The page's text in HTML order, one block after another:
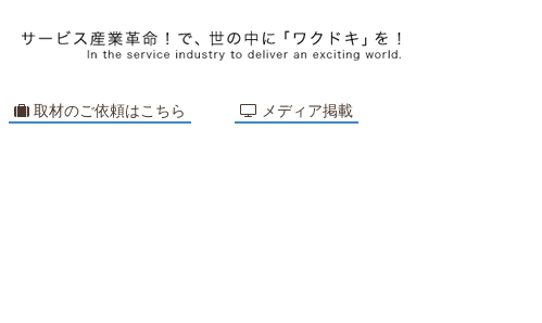
取材のご依頼はこちら メディア掲載